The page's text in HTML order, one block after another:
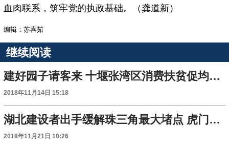
血肉联系，筑牢党的执政基础。（龚道新）
编辑：苏喜茹
继续阅读
建好园子请客来 十堰张湾区消费扶贫促均衡发展
2018年11月14日 15:18
湖北建设者出手缓解珠三角最大堵点 虎门二桥全线合龙
2018年11月21日 10:26